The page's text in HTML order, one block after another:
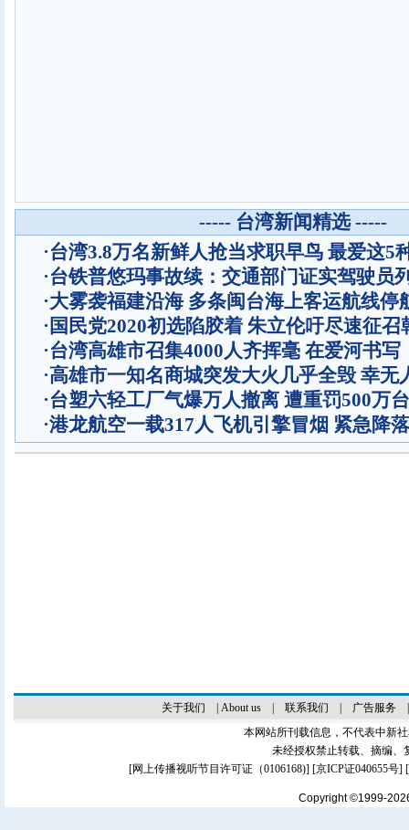
----- 台湾新闻精选 -----
·台湾3.8万名新鲜人抢当求职早鸟 最爱这5
·台铁普悠玛事故续：交通部门证实驾驶员
·大雾袭福建沿海 多条闽台海上客运航线停
· 国民党2020初选陷胶着 朱立伦吁尽速征召
·台湾高雄市召集4000人齐挥毫 在爱河书写
·高雄市一知名商城突发大火几乎全毁 幸无
·台塑六轻工厂气爆万人撤离 遭重罚500万
·港龙航空一载317人飞机引擎冒烟 紧急降
关于我们 About us| 联系我们 广告服务
本网站所刊载信息，不代表中新
未经授权禁止转载、摘编、
[网上传播视听节目许可证（0106168)] [京ICP证040655号]
Copyright ©1999-